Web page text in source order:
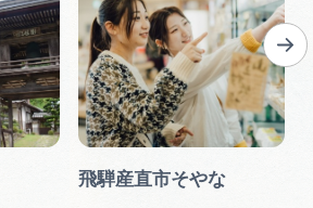
飛騨産直市そやな